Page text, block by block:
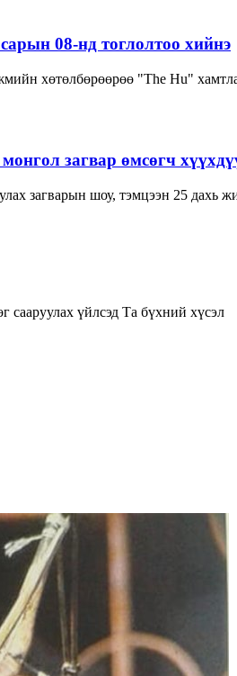
08-нд тоглолтоо хийнэ
хөтөлбөрөөрөө "The Hu"
загвар өмсөгч
загварын шоу, тэмцээн 25 дахь
сааруулах үйлсэд Та бүхний хүсэл